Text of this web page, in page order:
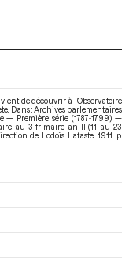
de découvrir à l’Observatoire
Dans : Archives parlementaires
— Première série (1787-1799) —
au 3 frimaire an II (11 au 23
de Lodoïs Lataste. 1911. p.